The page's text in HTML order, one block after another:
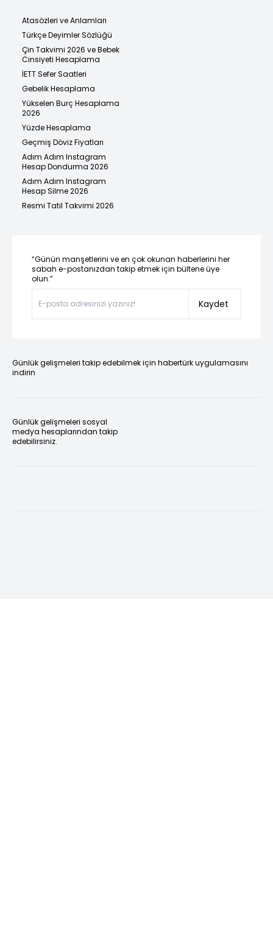
Atasözleri ve Anlamları
Türkçe Deyimler Sözlüğü
Çin Takvimi 2026 ve Bebek
Cinsiyeti Hesaplama
İETT Sefer Saatleri
Gebelik Hesaplama
Yükselen Burç Hesaplama
2026
Yüzde Hesaplama
Geçmiş Döviz Fiyatları
Adım Adım Instagram
Hesap Dondurma 2026
Adım Adım Instagram
Hesap Silme 2026
Resmi Tatil Takvimi 2026
“Günün manşetlerini ve en çok okunan haberlerini her
sabah e-postanızdan takip etmek için bültene üye
olun.”
Kaydet
Günlük gelişmeleri takip edebilmek için habertürk uygulamasını
indirin
Günlük gelişmeleri sosyal
medya hesaplarından takip
edebilirsiniz.